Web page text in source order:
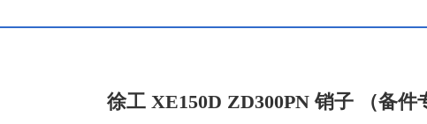
徐工 XE150D ZD300PN 销子 （备件